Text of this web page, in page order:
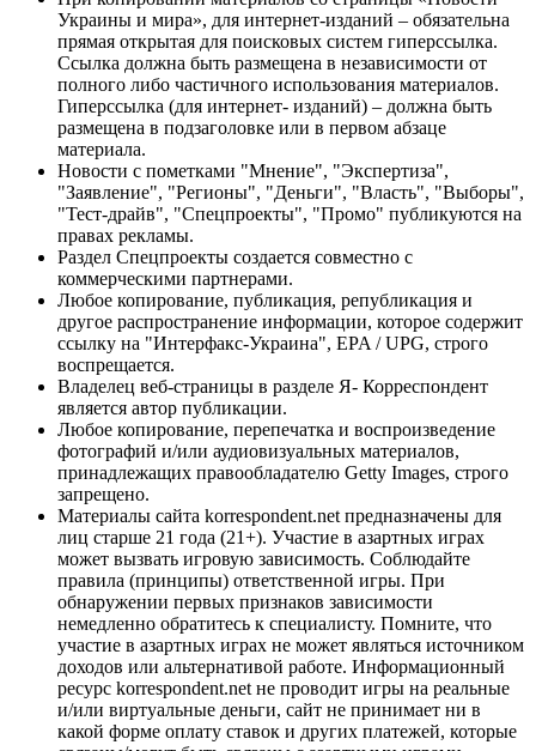
Украины и мира», для интернет-изданий – обязательна
прямая открытая для поисковых систем гиперссылка.
Ссылка должна быть размещена в независимости от
полного либо частичного использования материалов.
Гиперссылка (для интернет- изданий) – должна быть
размещена в подзаголовке или в первом абзаце
материала.
Новости с пометками "Мнение", "Экспертиза",
"Заявление", "Регионы", "Деньги", "Власть", "Выборы",
"Тест-драйв", "Спецпроекты", "Промо" публикуются на
правах рекламы.
Раздел Спецпроекты создается совместно с
коммерческими партнерами.
Любое копирование, публикация, републикация и
другое распространение информации, которое содержит
ссылку на "Интерфакс-Украина", EPA / UPG, строго
воспрещается.
Владелец веб-страницы в разделе Я- Корреспондент
является автор публикации.
Любое копирование, перепечатка и воспроизведение
фотографий и/или аудиовизуальных материалов,
принадлежащих правообладателю Getty Images, строго
запрещено.
Материалы сайта korrespondent.net предназначены для
лиц старше 21 года (21+). Участие в азартных играх
может вызвать игровую зависимость. Соблюдайте
правила (принципы) ответственной игры. При
обнаружении первых признаков зависимости
немедленно обратитесь к специалисту. Помните, что
участие в азартных играх не может являться источником
доходов или альтернативой работе. Информационный
ресурс korrespondent.net не проводит игры на реальные
и/или виртуальные деньги, сайт не принимает ни в
какой форме оплату ставок и других платежей, которые